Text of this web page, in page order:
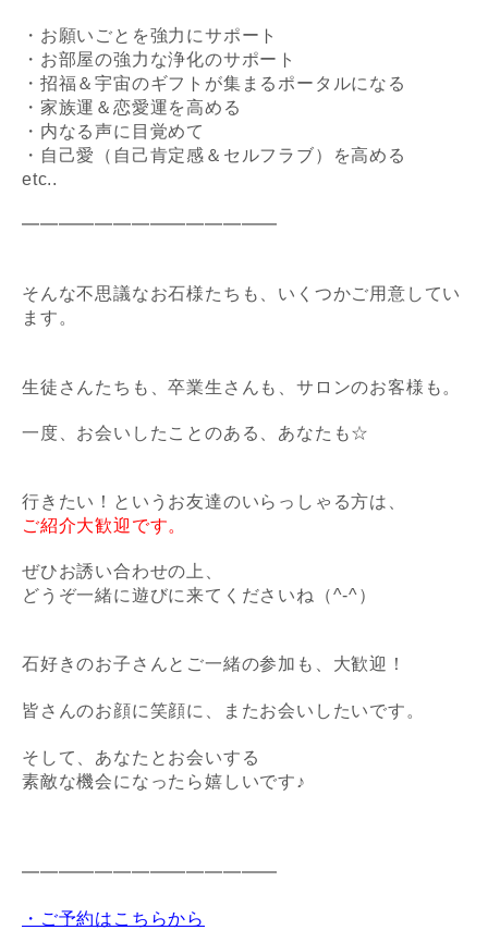
・お願いごとを強力にサポート
・お部屋の強力な浄化のサポート
・招福＆宇宙のギフトが集まるポータルになる
・家族運＆恋愛運を高める
・内なる声に目覚めて
・自己愛（自己肯定感＆セルフラブ）を高める
etc..
━━━━━━━━━━━━━━
そんな不思議なお石様たちも、いくつかご用意してい
ます。
生徒さんたちも、卒業生さんも、サロンのお客様も。
一度、お会いしたことのある、あなたも☆
行きたい！ というお友達のいらっしゃる方は、
ご紹介大歓迎です。
ぜひお誘い合わせの上、
どうぞ一緒に遊びに来てくださいね（^-^）
石好きのお子さんとご一緒の参加 も、大歓迎！
皆さんのお顔に笑顔に、またお会いしたいです。
そして、あなたとお会いする
素敵な機会になったら嬉しいです♪
━━━━━━━━━━━━━━
・ご予約はこちらから